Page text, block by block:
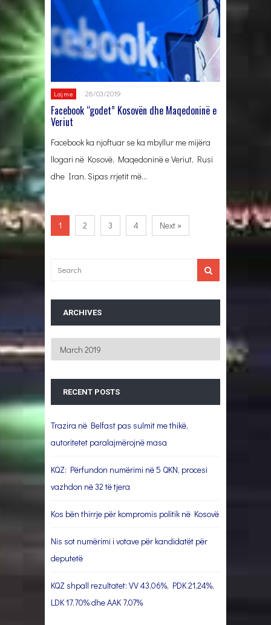
Lajme 26/03/2019
Facebook “godet” Kosovën dhe Maqedoninë e
Veriut
Facebook ka njoftuar se ka mbyllur me mijëra
llogari në Kosovë, Maqedoninë e Veriut, Rusi
dhe Iran. Sipas rrjetit më…
1 2 3 4 Next »
ARCHIVES
Archives
RECENT POSTS
Trazira në Belfast pas sulmit me thikë,
autoritetet paralajmërojnë masa
KQZ: Përfundon numërimi në 5 QKN, procesi
vazhdon në 32 të tjera
Kos bën thirrje për kompromis politik në Kosovë
Nis sot numërimi i votave për kandidatët për
deputetë
KQZ shpall rezultatet: VV 43,06%, PDK 21,24%,
LDK 17,70% dhe AAK 7,07%